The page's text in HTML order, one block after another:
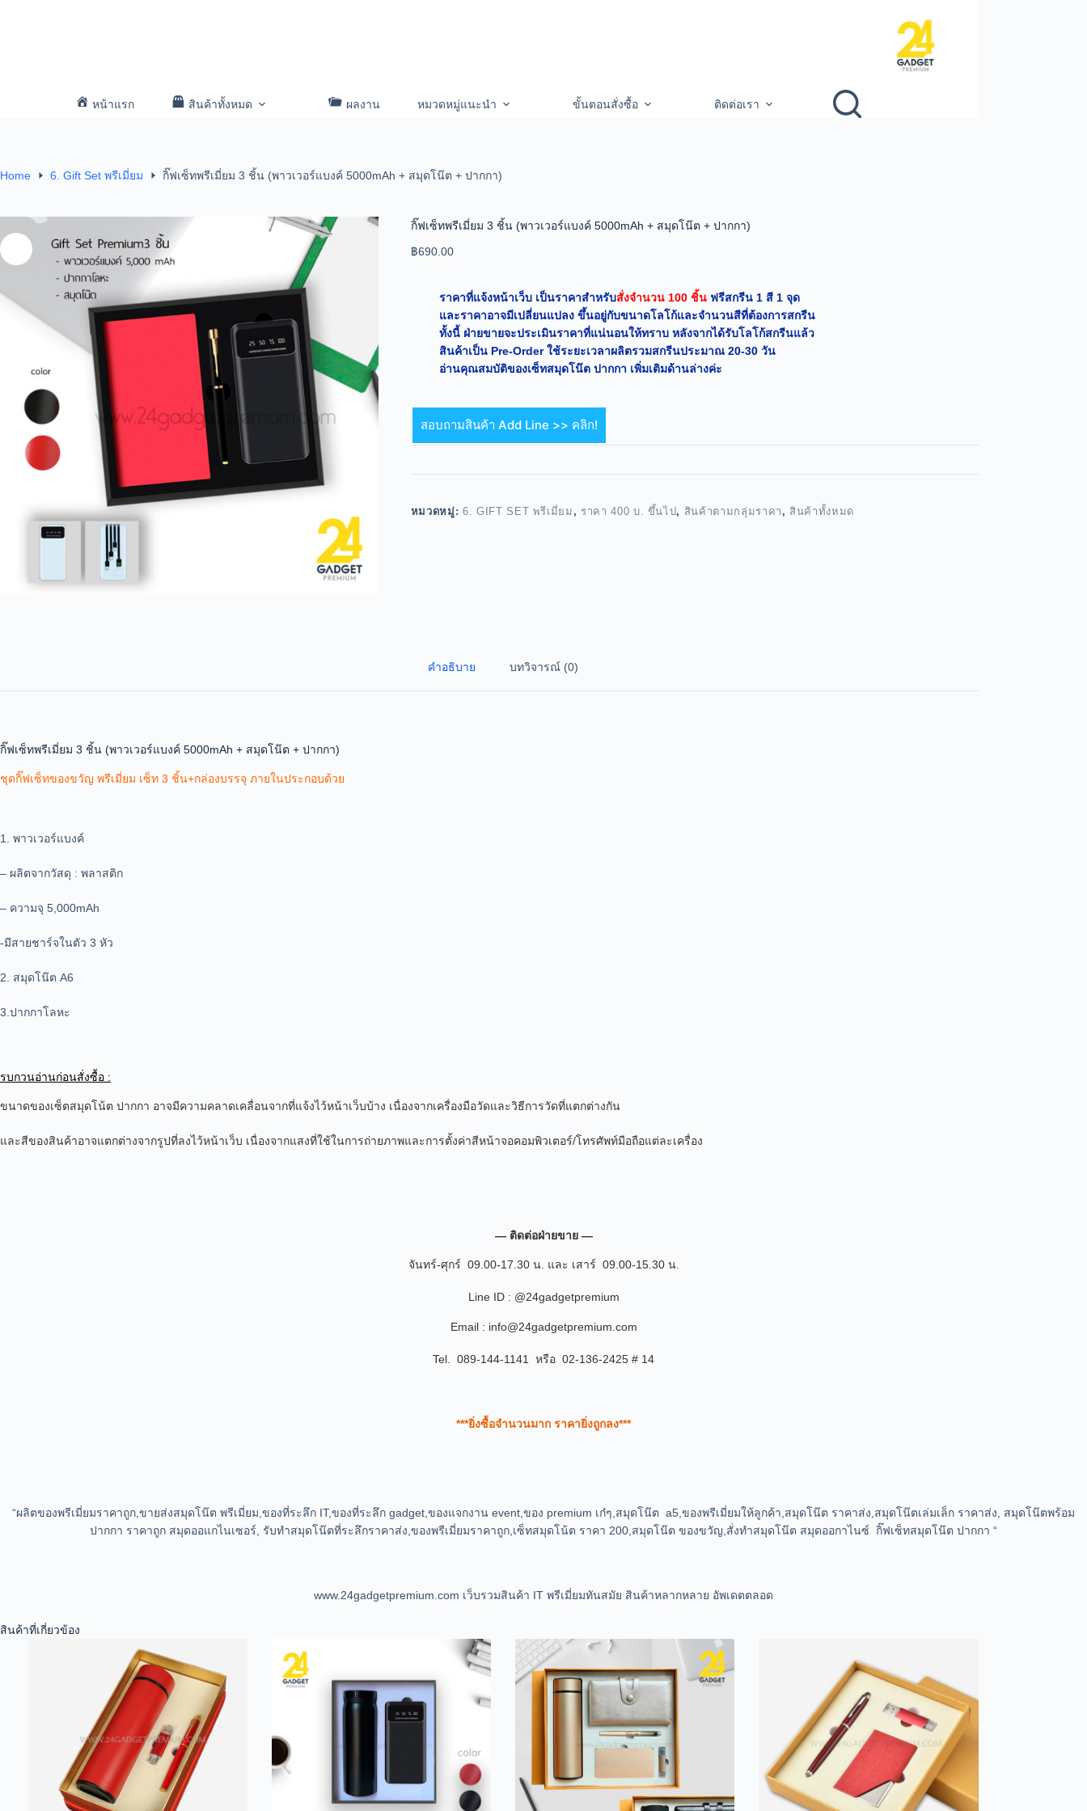
หน้าแรก สินค้าทั้งหมด ผลงาน หมวดหมู่แนะนำ ขั้นตอนสั่งซื้อ ติดต่อเรา
Home 6. Gift Set พรีเมี่ยม กิ๊ฟเซ็ทพรีเมี่ยม 3 ชิ้น (พาวเวอร์แบงค์ 5000mAh + สมุดโน๊ต + ปากกา)
กิ๊ฟเซ็ทพรีเมี่ยม 3 ชิ้น (พาวเวอร์แบงค์ 5000mAh + สมุดโน๊ต + ปากกา)
฿690.00
ราคาที่แจ้งหน้าเว็บ เป็นราคาสำหรับสั่งจำนวน 100 ชิ้นฟรีสกรีน 1 สี 1 จุด
และราคาอาจมีเปลี่ยนแปลง ขึ้นอยู่กับขนาดโลโก้และจำนวนสีที่ต้องการสกรีน
ทั้งนี้ ฝ่ายขายจะประเมินราคาที่แน่นอนให้ทราบ หลังจากได้รับโลโก้สกรีนแล้ว
สินค้าเป็น Pre-Order ใช้ระยะเวลาผลิตรวมสกรีนประมาณ 20-30 วัน
อ่านคุณสมบัติของเซ็ทสมุดโน๊ต ปากกา เพิ่มเติมด้านล่างค่ะ
สอบถามสินค้า Add Line >> คลิก!
หมวดหมู่:6. GIFT SET พรีเมี่ยม , ราคา 400 บ. ขึ้นไป, สินค้าตามกลุ่มราคา , สินค้าทั้งหมด
คำอธิบาย บทวิจารณ์ (0)
กิ๊ฟเซ็ทพรีเมี่ยม 3 ชิ้น (พาวเวอร์แบงค์ 5000mAh + สมุดโน๊ต + ปากกา)
ชุดกิ๊ฟเซ็ทของขวัญ พรีเมี่ยม เซ็ท 3 ชิ้น+กล่องบรรจุ ภายในประกอบด้วย
1. พาวเวอร์แบงค์
– ผลิตจากวัสดุ : พลาสติก
– ความจุ 5,000mAh
-มีสายชาร์จในตัว 3 หัว
2. สมุดโน๊ต A6
3.ปากกาโลหะ
รบกวนอ่านก่อนสั่งซื้อ :
ขนาดของเซ็ตสมุดโน้ต ปากกา อาจมีความคลาดเคลื่อนจากที่แจ้งไว้หน้าเว็บบ้าง เนื่องจากเครื่องมือวัดและวิธีการวัดที่แตกต่างกัน
และสีของสินค้าอาจแตกต่างจากรูปที่ลงไว้หน้าเว็บ เนื่องจากแสงที่ใช้ในการถ่ายภาพและการตั้งค่าสีหน้าจอคอมพิวเตอร์/โทรศัพท์มือถือแต่ละเครื่อง
— ติดต่อฝ่ายขาย —
จันทร์-ศุกร์ 09.00-17.30 น. และ เสาร์ 09.00-15.30 น.
Line ID : @24gadgetpremium
Email : info@24gadgetpremium.com
Tel. 089-144-1141 หรือ 02-136-2425 # 14
***ยิ่งซื้อจำนวนมาก ราคายิ่งถูกลง***
“ผลิตของพรีเมี่ยมราคาถูก,ขายส่งสมุดโน๊ต พรีเมี่ยม,ของที่ระลึก IT,ของที่ระลึก gadget,ของแจกงาน event,ของ premium เก๋ๆ,สมุดโน๊ต a5,ของพรีเมี่ยมให้ลูกค้า,สมุดโน๊ต ราคาส่ง,สมุดโน๊ตเล่มเล็ก ราคาส่ง, สมุดโน๊ตพร้อม
ปากกา ราคาถูก สมุดออแกไนเซอร์, รับทำสมุดโน๊ตที่ระลึกราคาส่ง,ของพรีเมี่ยมราคาถูก,เซ็ทสมุดโน้ต ราคา 200,สมุดโน๊ต ของขวัญ,สั่งทำสมุดโน๊ต สมุดออกาไนซ์ กิ๊ฟเซ็ทสมุดโน๊ต ปากกา “
www.24gadgetpremium.com เว็บรวมสินค้า IT พรีเมี่ยมทันสมัย สินค้าหลากหลาย อัพเดตตลอด
สินค้าที่เกี่ยวข้อง